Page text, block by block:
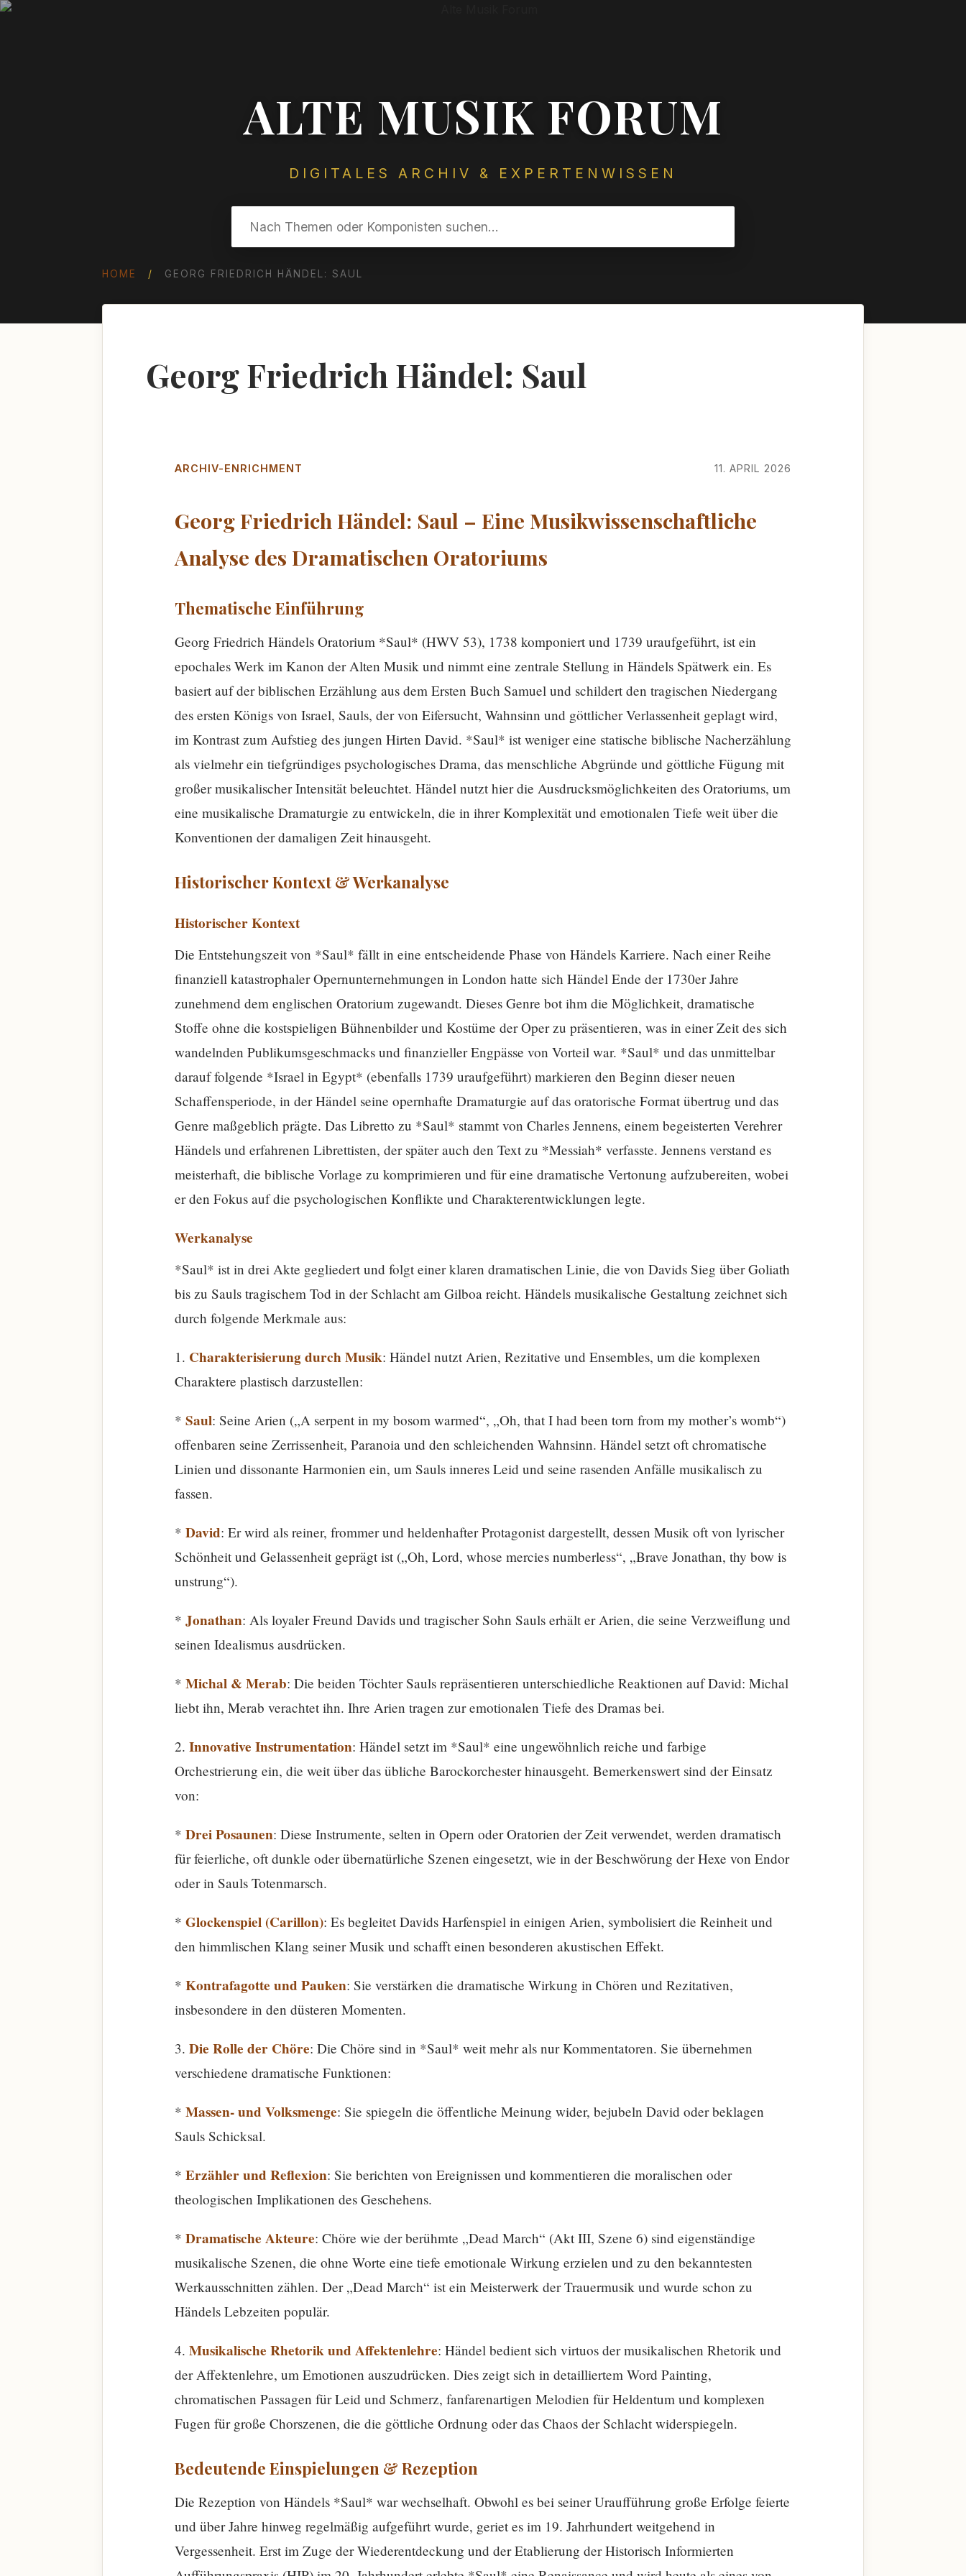
ALTE MUSIK FORUM
DIGITALES ARCHIV & EXPERTENWISSEN
HOME / GEORG FRIEDRICH HÄNDEL: SAUL
Georg Friedrich Händel: Saul
ARCHIV-ENRICHMENT 11. APRIL 2026
Georg Friedrich Händel: Saul – Eine Musikwissenschaftliche
Analyse des Dramatischen Oratoriums
Thematische Einführung
Georg Friedrich Händels Oratorium *Saul* (HWV 53), 1738 komponiert und 1739 uraufgeführt, ist ein
epochales Werk im Kanon der Alten Musik und nimmt eine zentrale Stellung in Händels Spätwerk ein. Es
basiert auf der biblischen Erzählung aus dem Ersten Buch Samuel und schildert den tragischen Niedergang
des ersten Königs von Israel, Sauls, der von Eifersucht, Wahnsinn und göttlicher Verlassenheit geplagt wird,
im Kontrast zum Aufstieg des jungen Hirten David. *Saul* ist weniger eine statische biblische Nacherzählung
als vielmehr ein tiefgründiges psychologisches Drama, das menschliche Abgründe und göttliche Fügung mit
großer musikalischer Intensität beleuchtet. Händel nutzt hier die Ausdrucksmöglichkeiten des Oratoriums, um
eine musikalische Dramaturgie zu entwickeln, die in ihrer Komplexität und emotionalen Tiefe weit über die
Konventionen der damaligen Zeit hinausgeht.
Historischer Kontext & Werkanalyse
Historischer Kontext
Die Entstehungszeit von *Saul* fällt in eine entscheidende Phase von Händels Karriere. Nach einer Reihe
finanziell katastrophaler Opernunternehmungen in London hatte sich Händel Ende der 1730er Jahre
zunehmend dem englischen Oratorium zugewandt. Dieses Genre bot ihm die Möglichkeit, dramatische
Stoffe ohne die kostspieligen Bühnenbilder und Kostüme der Oper zu präsentieren, was in einer Zeit des sich
wandelnden Publikumsgeschmacks und finanzieller Engpässe von Vorteil war. *Saul* und das unmittelbar
darauf folgende *Israel in Egypt* (ebenfalls 1739 uraufgeführt) markieren den Beginn dieser neuen
Schaffensperiode, in der Händel seine opernhafte Dramaturgie auf das oratorische Format übertrug und das
Genre maßgeblich prägte. Das Libretto zu *Saul* stammt von Charles Jennens, einem begeisterten Verehrer
Händels und erfahrenen Librettisten, der später auch den Text zu *Messiah* verfasste. Jennens verstand es
meisterhaft, die biblische Vorlage zu komprimieren und für eine dramatische Vertonung aufzubereiten, wobei
er den Fokus auf die psychologischen Konflikte und Charakterentwicklungen legte.
Werkanalyse
*Saul* ist in drei Akte gegliedert und folgt einer klaren dramatischen Linie, die von Davids Sieg über Goliath
bis zu Sauls tragischem Tod in der Schlacht am Gilboa reicht. Händels musikalische Gestaltung zeichnet sich
durch folgende Merkmale aus:
1. Charakterisierung durch Musik: Händel nutzt Arien, Rezitative und Ensembles, um die komplexen
Charaktere plastisch darzustellen:
* Saul: Seine Arien („A serpent in my bosom warmed“, „Oh, that I had been torn from my mother’s womb“)
offenbaren seine Zerrissenheit, Paranoia und den schleichenden Wahnsinn. Händel setzt oft chromatische
Linien und dissonante Harmonien ein, um Sauls inneres Leid und seine rasenden Anfälle musikalisch zu
fassen.
* David: Er wird als reiner, frommer und heldenhafter Protagonist dargestellt, dessen Musik oft von lyrischer
Schönheit und Gelassenheit geprägt ist („Oh, Lord, whose mercies numberless“, „Brave Jonathan, thy bow is
unstrung“).
* Jonathan: Als loyaler Freund Davids und tragischer Sohn Sauls erhält er Arien, die seine Verzweiflung und
seinen Idealismus ausdrücken.
* Michal & Merab: Die beiden Töchter Sauls repräsentieren unterschiedliche Reaktionen auf David: Michal
liebt ihn, Merab verachtet ihn. Ihre Arien tragen zur emotionalen Tiefe des Dramas bei.
2. Innovative Instrumentation: Händel setzt im *Saul* eine ungewöhnlich reiche und farbige
Orchestrierung ein, die weit über das übliche Barockorchester hinausgeht. Bemerkenswert sind der Einsatz
von:
* Drei Posaunen: Diese Instrumente, selten in Opern oder Oratorien der Zeit verwendet, werden dramatisch
für feierliche, oft dunkle oder übernatürliche Szenen eingesetzt, wie in der Beschwörung der Hexe von Endor
oder in Sauls Totenmarsch.
* Glockenspiel (Carillon): Es begleitet Davids Harfenspiel in einigen Arien, symbolisiert die Reinheit und
den himmlischen Klang seiner Musik und schafft einen besonderen akustischen Effekt.
* Kontrafagotte und Pauken: Sie verstärken die dramatische Wirkung in Chören und Rezitativen,
insbesondere in den düsteren Momenten.
3. Die Rolle der Chöre: Die Chöre sind in *Saul* weit mehr als nur Kommentatoren. Sie übernehmen
verschiedene dramatische Funktionen:
* Massen- und Volksmenge: Sie spiegeln die öffentliche Meinung wider, bejubeln David oder beklagen
Sauls Schicksal.
* Erzähler und Reflexion: Sie berichten von Ereignissen und kommentieren die moralischen oder
theologischen Implikationen des Geschehens.
* Dramatische Akteure: Chöre wie der berühmte „Dead March“ (Akt III, Szene 6) sind eigenständige
musikalische Szenen, die ohne Worte eine tiefe emotionale Wirkung erzielen und zu den bekanntesten
Werkausschnitten zählen. Der „Dead March“ ist ein Meisterwerk der Trauermusik und wurde schon zu
Händels Lebzeiten populär.
4. Musikalische Rhetorik und Affektenlehre: Händel bedient sich virtuos der musikalischen Rhetorik und
der Affektenlehre, um Emotionen auszudrücken. Dies zeigt sich in detailliertem Word Painting,
chromatischen Passagen für Leid und Schmerz, fanfarenartigen Melodien für Heldentum und komplexen
Fugen für große Chorszenen, die die göttliche Ordnung oder das Chaos der Schlacht widerspiegeln.
Bedeutende Einspielungen & Rezeption
Die Rezeption von Händels *Saul* war wechselhaft. Obwohl es bei seiner Uraufführung große Erfolge feierte
und über Jahre hinweg regelmäßig aufgeführt wurde, geriet es im 19. Jahrhundert weitgehend in
Vergessenheit. Erst im Zuge der Wiederentdeckung und der Etablierung der Historisch Informierten